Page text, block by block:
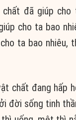
đã giúp
cho ta bao
ta bao nhiêu,
chất đang hấp
đời sống tinh